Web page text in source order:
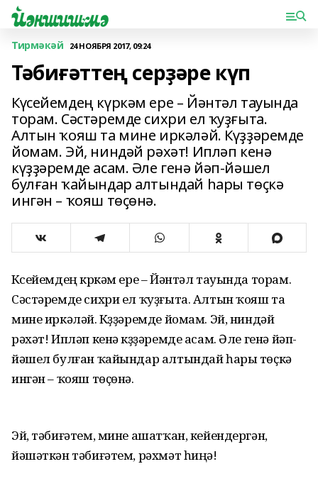
Тирмәкәй 24 НОЯБРЯ 2017, 09:24
Тәбиғәттең серҙәре күп
Күсейемдең күркәм ере – Йәнтәл тауында
торам. Сәстәремде сихри ел ҡуҙғыта.
Алтын ҡояш та мине иркәләй. Күҙҙәремде
йомам. Эй, ниндәй рәхәт! Ипләп кенә
күҙҙәремде асам. Әле генә йәп-йәшел
булған ҡайындар алтындай һары төҫкә
ингән – ҡояш төҫөнә.
Күсейемдең күркәм ере – Йәнтәл тауында торам.
Сәстәремде сихри ел ҡуҙғыта. Алтын ҡояш та
мине иркәләй. Күҙҙәремде йомам. Эй, ниндәй
рәхәт! Ипләп кенә күҙҙәремде асам. Әле генә йәп-
йәшел булған ҡайындар алтындай һары төҫкә
ингән – ҡояш төҫөнә.
Эй, тәбиғәтем, мине ашатҡан, кейендергән,
йәшәткән тәбиғәтем, рәхмәт һиңә!